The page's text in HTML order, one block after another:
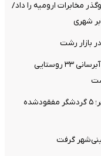
از روگذر مخابرات ارومیه را داد/
بازار رشت
اختصاص۳۰ میلیارد تومان برای نجات پروژه آبرسانی ۳۳ روستایی
پایان عملیات جست‌وجو در جنگل‌های نوشهر؛ ۵ گردشگر مفقودشده